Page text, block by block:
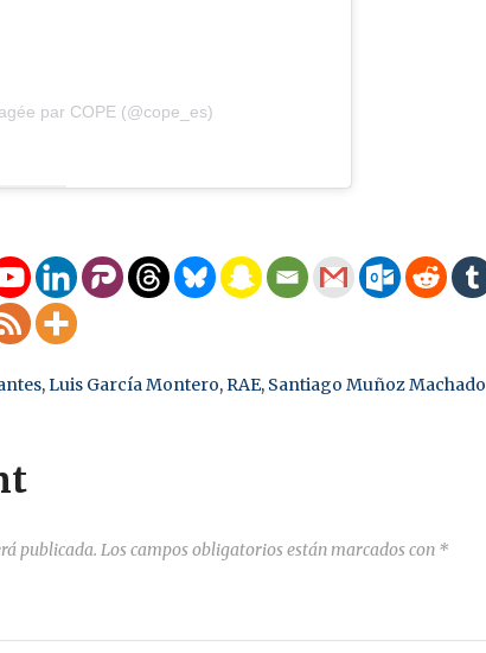
par COPE (@cope_es)
,Luis García Montero,RAE, Santiago Muñoz Machado
publicada. Los campos obligatorios están marcados con *